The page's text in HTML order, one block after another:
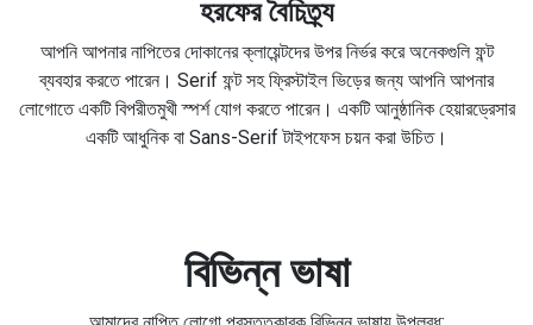
হরফের বৈচিত্র্য
আপনি আপনার নাপিতের দোকানের ক্লায়েন্টদের উপর নির্ভর করে অনেকগুলি ফন্ট
ব্যবহার করতে পারেন। Serif ফন্ট সহ ফ্রিস্টাইল ভিড়ের জন্য আপনি আপনার
লোগোতে একটি বিপরীতমুখী স্পর্শ যোগ করতে পারেন। একটি আনুষ্ঠানিক হেয়ারড্রেসার
একটি আধুনিক বা Sans-Serif টাইপফেস চয়ন করা উচিত।
বিভিন্ন ভাষা